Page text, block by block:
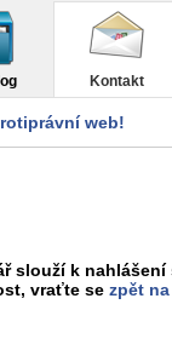
Kontakt
web!
slouží k
vraťte se zpět